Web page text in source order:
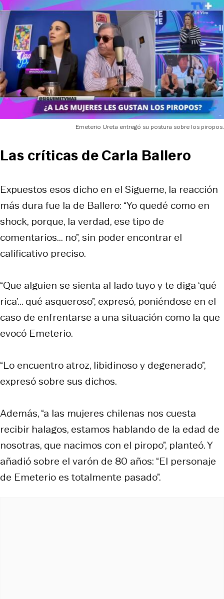
Emeterio Ureta entregó su postura sobre los piropos.
Las críticas de Carla Ballero
Expuestos esos dicho en el Sígueme, la reacción
más dura fue la de Ballero: “Yo quedé como en
shock, porque, la verdad, ese tipo de
comentarios... no”, sin poder encontrar el
calificativo preciso.
“Que alguien se sienta al lado tuyo y te diga ‘qué
rica’... qué asqueroso”, expresó, poniéndose en el
caso de enfrentarse a una situación como la que
evocó Emeterio.
“Lo encuentro atroz, libidinoso y degenerado”,
expresó sobre sus dichos.
Además, “a las mujeres chilenas nos cuesta
recibir halagos, estamos hablando de la edad de
nosotras, que nacimos con el piropo”, planteó. Y
añadió sobre el varón de 80 años: “El personaje
de Emeterio es totalmente pasado”.